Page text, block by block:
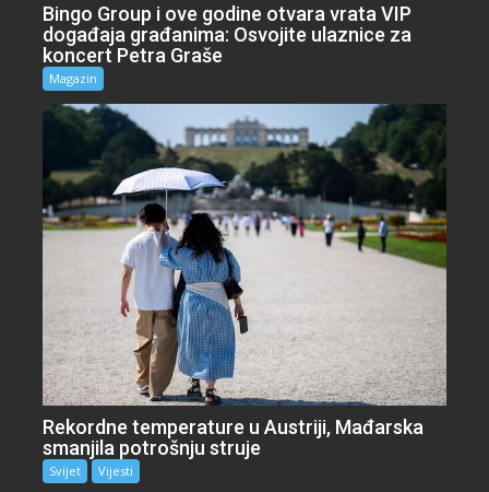
Bingo Group i ove godine otvara vrata VIP
događaja građanima: Osvojite ulaznice za
koncert Petra Graše
Magazin
Rekordne temperature u Austriji, Mađarska
smanjila potrošnju struje
Svijet Vijesti